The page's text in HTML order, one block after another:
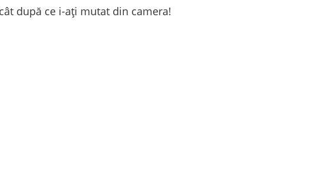
după ce i-ați mutat din camera!